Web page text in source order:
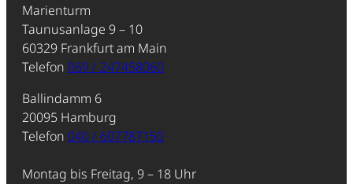
Marienturm
Taunusanlage 9 – 10
60329 Frankfurt am Main
Telefon 069 / 247458060
Ballindamm 6
20095 Hamburg
Telefon 040 / 607787150
Montag bis Freitag, 9 – 18 Uhr